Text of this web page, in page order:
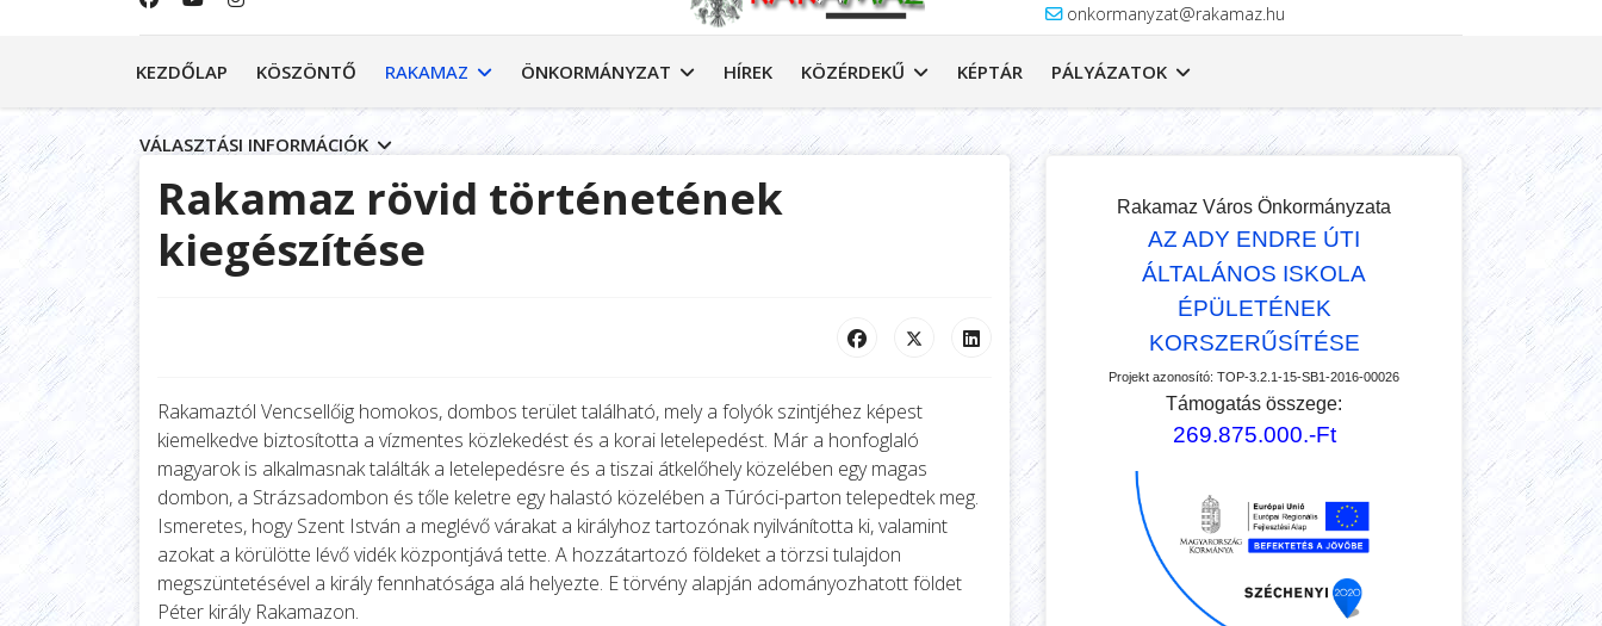
onkormanyzat@rakamaz.hu
KEZDŐLAP KÖSZÖNTŐ RAKAMAZ ÖNKORMÁNYZAT HÍREK KÖZÉRDEKŰ KÉPTÁR PÁLYÁZATOK
VÁLASZTÁSI INFORMÁCIÓK
Rakamaz rövid történetének
kiegészítése
Rakamaztól Vencsellőig homokos, dombos terület található, mely a folyók szintjéhez képest
kiemelkedve biztosította a vízmentes közlekedést és a korai letelepedést. Már a honfoglaló
magyarok is alkalmasnak találták a letelepedésre és a tiszai átkelőhely közelében egy magas
dombon, a Strázsadombon és tőle keletre egy halastó közelében a Túróci-parton telepedtek meg.
Ismeretes, hogy Szent István a meglévő várakat a királyhoz tartozónak nyilvánította ki, valamint
azokat a körülötte lévő vidék központjává tette. A hozzátartozó földeket a törzsi tulajdon
megszüntetésével a király fennhatósága alá helyezte. E törvény alapján adományozhatott földet
Péter király Rakamazon.
Rakamaz Város Önkormányzata
AZ ADY ENDRE ÚTI
ÁLTALÁNOS ISKOLA
ÉPÜLETÉNEK
KORSZERŰSÍTÉSE
Projekt azonosító: TOP-3.2.1-15-SB1-2016-00026
Támogatás összege:
269.875.000.-Ft